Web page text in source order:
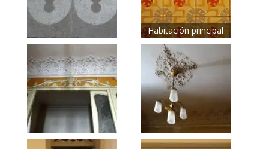
Habitación principal